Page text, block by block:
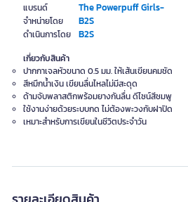
แบรนด์ The Powerpuff Girls-
จำหน่ายโดย B2S
ดำเนินการโดย B2S
เกี่ยวกับสินค้า
ปากกาเจลหัวขนาด 0.5 มม. ให้เส้นเขียนคมชัด
สีหมึกน้ำเงิน เขียนลื่นไหลไม่มีสะดุด
ด้ามจับพลาสติกพร้อมยางกันลื่น ดีไซน์สีชมพู
ใช้งานง่ายด้วยระบบกด ไม่ต้องพะวงกับฝาปิด
เหมาะสำหรับการเขียนในชีวิตประจำวัน